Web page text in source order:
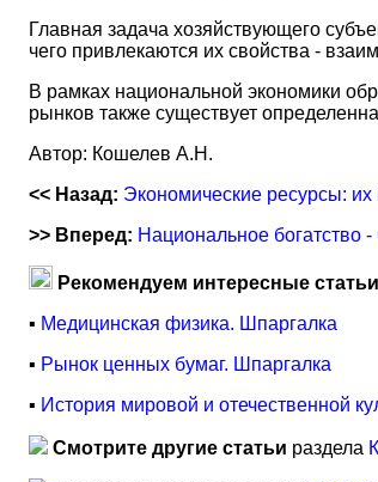
Главная задача хозяйствующего
чего привлекаются их свойства -
В рамках национальной экономики
рынков также существует
Автор: Кошелев А.Н.
<< Назад: Экономические ресурсы:
>> Вперед: Национальное богатство
Рекомендуем интересные статьи
▪ Медицинская физика. Шпаргалка
▪ Рынок ценных бумаг. Шпаргалка
▪ История мировой и отечественной
Смотрите другие статьи раздела